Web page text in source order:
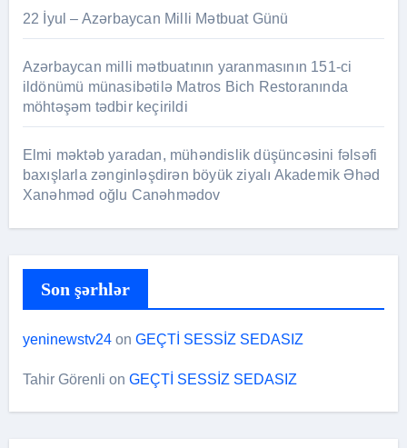
22 İyul – Azərbaycan Milli Mətbuat Günü
Azərbaycan milli mətbuatının yaranmasının 151-ci
ildönümü münasibətilə Matros Bich Restoranında
möhtəşəm tədbir keçirildi
Elmi məktəb yaradan, mühəndislik düşüncəsini fəlsəfi
baxışlarla zənginləşdirən böyük ziyalı Akademik Əhəd
Xanəhməd oğlu Canəhmədov
Son şərhlər
yeninewstv24on GEÇTİ SESSİZ SEDASIZ
Tahir Görenli on GEÇTİ SESSİZ SEDASIZ